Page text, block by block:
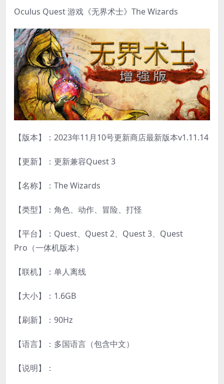
Oculus Quest 游戏《无界术士》The Wizards
【版本】：2023年11月10号更新商店最新版本v1.11.14
【更新】：更新兼容Quest 3
【名称】：The Wizards
【类型】：角色、动作、冒险、打怪
【平台】：Quest、Quest 2、Quest 3、Quest
Pro（一体机版本）
【联机】：单人离线
【大小】：1.6GB
【刷新】：90Hz
【语言】：多国语言（包含中文）
【说明】：